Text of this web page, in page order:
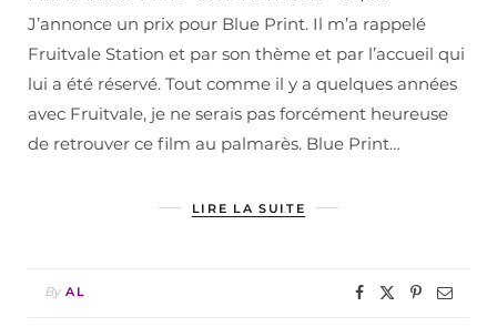
J’annonce un prix pour Blue Print. Il m’a rappelé
Fruitvale Station et par son thème et par l’accueil qui
lui a été réservé. Tout comme il y a quelques années
avec Fruitvale, je ne serais pas forcément heureuse
de retrouver ce film au palmarès. Blue Print…
LIRE LA SUITE
By AL